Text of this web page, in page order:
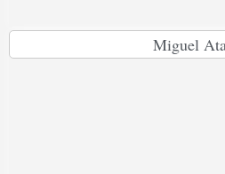
Miguel